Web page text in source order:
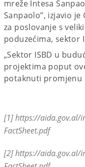
mreže Intesa
Sanpaolo”, izjavio
za poslovanje s
poduzećima, sektor
„Sektor ISBD u
projektima poput
potaknuti promjenu
[1] https://aida.gov.al/
FactSheet.pdf
[2] https://aida.gov.al/